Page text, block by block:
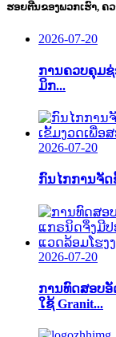
ຮອຍຕີນຂອງພວກເຮົາ, ຄ
2026-07-20
ການຄວບຄຸມຊ່
ມິກ...
2026-07-20
ກົນໄກການຈັດ
2026-07-20
ການທົດສອບ
ໃຊ້ Granit...